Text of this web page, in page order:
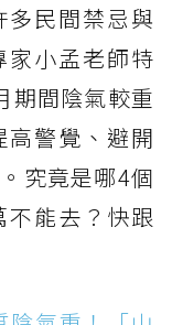
多民間禁忌與
家小孟老師特
期間陰氣較重
警覺、避開
究竟是哪4個
能去？快跟